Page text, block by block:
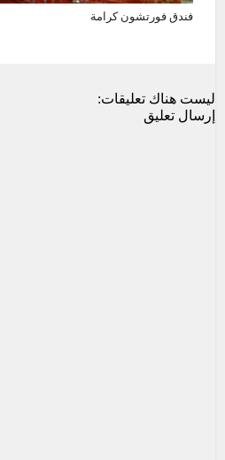
فندق فورتشون كرامة
ليست هناك تعليقات:
إرسال تعليق